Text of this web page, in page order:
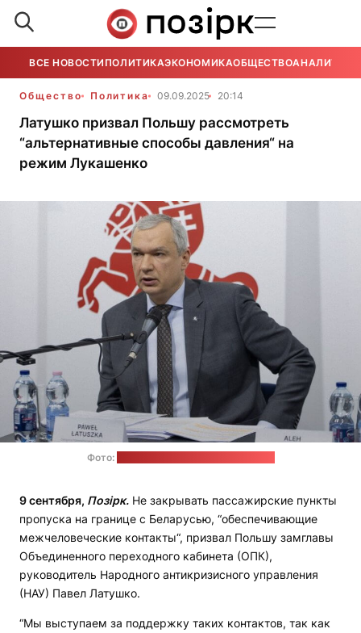
ВСЕ НОВОСТИ ПОЛИТИКАЭКОНОМИКАОБЩЕСТВОАНАЛИТИКА
Общество Политика 09.09.2025 20:14
Латушко призвал Польшу рассмотреть
“альтернативные способы давления“ на
режим Лукашенко
Фото:
9 сентября, Позірк. Не закрывать пассажирские пункты
пропуска на границе с Беларусью, “обеспечивающие
межчеловеческие контакты“, призвал Польшу замглавы
Объединенного переходного кабинета (ОПК),
руководитель Народного антикризисного управления
(НАУ) Павел Латушко.
“Мы выступаем за поддержку таких контактов, так как